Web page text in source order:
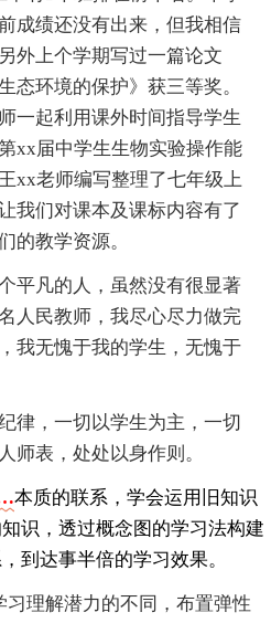
成绩还没有出来，但我相信
外上个学期写过一篇论文
态环境的保护》获三等奖。
一起利用课外时间指导学生
xx届中学生生物实验操作能
xx老师编写整理了七年级上
我们对课本及课标内容有了
的教学资源。
平凡的人，虽然没有很显著
人民教师，我尽心尽力做完
我无愧于我的学生，无愧于
律，一切以学生为主，一切
师表，处处以身作则。
本质的联系，学会运用旧知识
识，透过概念图的学习法构建
到达事半倍的学习效果。
习理解潜力的不同，布置弹性